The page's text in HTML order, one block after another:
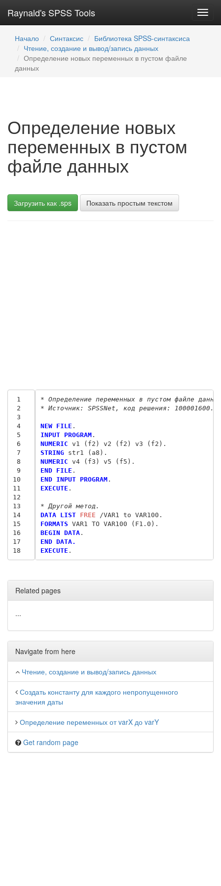
Raynald's SPSS Tools
Начало Синтаксис
Библиотека SPSS-синтаксиса
Чтение, создание и вывод/запись данных
Определение новых переменных в пустом файле
данных
Определение новых
переменных в пустом
файле данных
Загрузить как .sps Показать простым текстом
1
2
3
4
5
6
7
8
9
10
11
12
13
14
15
16
17
18
* Определение переменных в пустом файле
* Источник: SPSSNet, код решения: 100001600.
NEW FILE
INPUT PROGRAM
NUMERIC
STRING
NUMERIC
END FILE
END INPUT PROGRAM
EXECUTE .
* Другой метод.
DATA LIST FREE
FORMATS
BEGIN DATA.
END DATA.
EXECUTE
Related pages
...
Navigate from here
Чтение, создание и вывод/запись данных
Создать константу для каждого непропущенного
значения даты
Определение переменных от varX до varY
Get random page